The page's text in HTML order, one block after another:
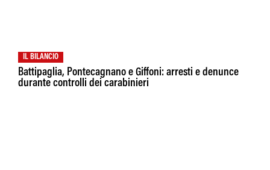
IL BILANCIO
Battipaglia, Pontecagnano e Giffoni: arresti e denunce
durante controlli dei carabinieri